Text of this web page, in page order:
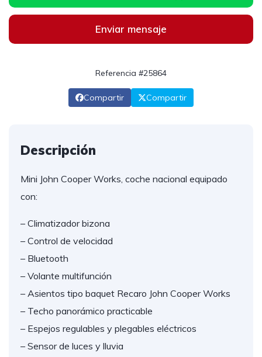
Enviar mensaje
Referencia #25864
Compartir Compartir
Descripción
Mini John Cooper Works, coche nacional equipado
con:
– Climatizador bizona
– Control de velocidad
– Bluetooth
– Volante multifunción
– Asientos tipo baquet Recaro John Cooper Works
– Techo panorámico practicable
– Espejos regulables y plegables eléctricos
– Sensor de luces y lluvia